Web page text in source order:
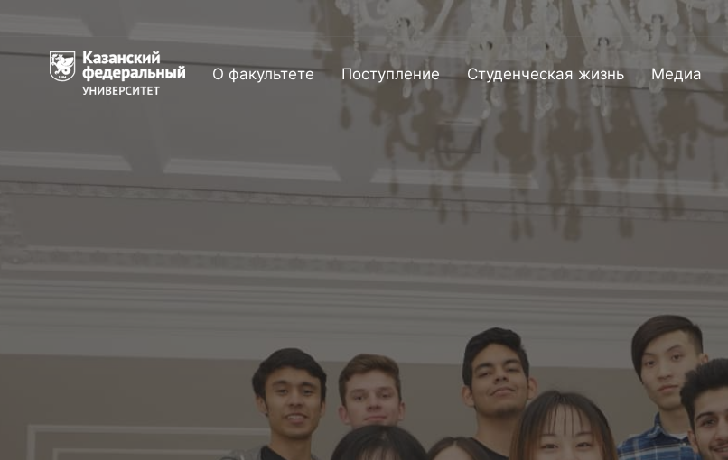
О факультете Поступление Студенческая жизнь Медиа